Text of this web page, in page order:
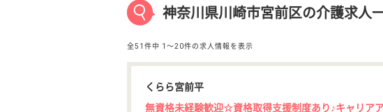
神奈川県川崎市宮前区の介護求人
全51件中 1〜20件の求人情報を表示
くらら宮前平
無資格未経験歓迎☆資格取得支援制度あり♪キャリア